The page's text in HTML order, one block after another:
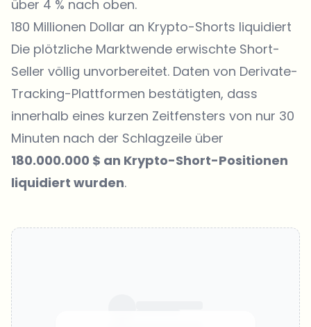
über 4 % nach oben.
180 Millionen Dollar an Krypto-Shorts liquidiert
Die plötzliche Marktwende erwischte Short-
Seller völlig unvorbereitet. Daten von Derivate-
Tracking-Plattformen bestätigten, dass
innerhalb eines kurzen Zeitfensters von nur 30
Minuten nach der Schlagzeile über
180.000.000 $ an Krypto-Short-Positionen
liquidiert wurden.